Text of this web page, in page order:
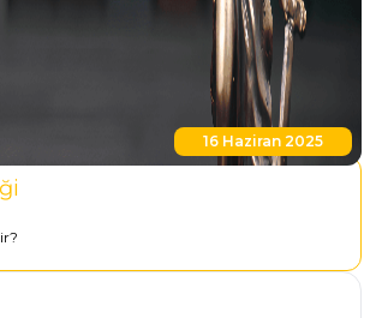
16 Haziran 2025